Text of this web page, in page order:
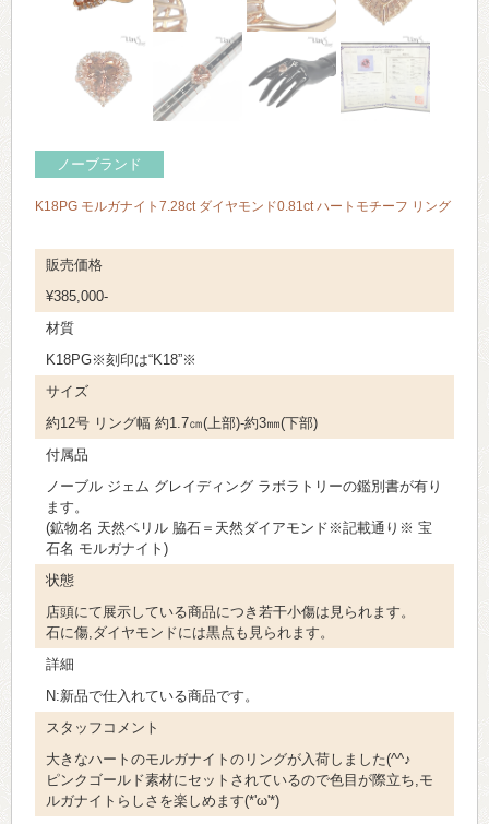
ノーブランド
K18PG モルガナイト7.28ct ダイヤモンド0.81ct ハートモチーフ リング
販売価格
¥385,000-
材質
K18PG※刻印は“K18”※
サイズ
約12号 リング幅 約1.7㎝(上部)-約3㎜(下部)
付属品
ノーブル ジェム グレイディング ラボラトリーの鑑別書が有り
ます。
(鉱物名 天然ベリル 脇石＝天然ダイアモンド※記載通り※ 宝
石名 モルガナイト)
状態
店頭にて展示している商品につき若干小傷は見られます。
石に傷,ダイヤモンドには黒点も見られます。
詳細
N:新品で仕入れている商品です。
スタッフコメント
大きなハートのモルガナイトのリングが入荷しました(^^♪
ピンクゴールド素材にセットされているので色目が際立ち,モ
ルガナイトらしさを楽しめます(*'ω'*)
> お問い合わせ